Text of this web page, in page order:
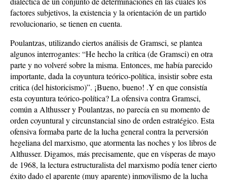
factores subjetivos, la existencia y la orientación de un partido
revolucionario, se tienen en cuenta.
Poulantzas, utilizando ciertos análisis de Gramsci, se plantea
algunos interrogantes: “He hecho la crítica (de Gramsci) en otra
parte y no volveré sobre la misma. Entonces, me había parecido
importante, dada la coyuntura teórico-política, insistir sobre esta
critica (del historicismo)”. ¡Bueno, bueno! .Y en que consistía
esta coyuntura teórico-política? La ofensiva contra Gramsci,
común a Althusser y Poulantzas, no parecía en su momento de
orden coyuntural y circunstancial sino de orden estratégico. Esta
ofensiva formaba parte de la lucha general contra la perversión
hegeliana del marxismo, que atormenta las noches y los libros de
Althusser. Digamos, más precisamente, que en vísperas de mayo
de 1968, la lectura estructuralista del marxismo podía tener cierto
éxito dado el aparente (muy aparente) inmovilismo de la lucha